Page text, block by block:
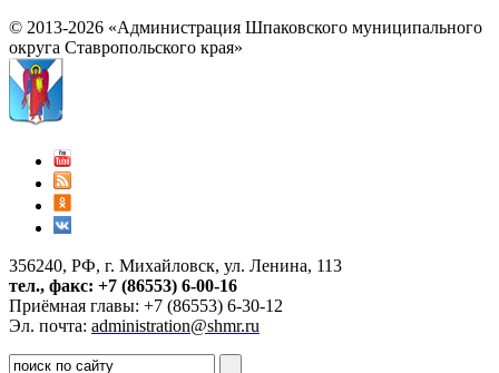
© 2013-2026 «Администрация Шпаковского муниципального
округа Ставропольского края»
356240, РФ, г. Михайловск, ул. Ленина, 113
тел., факс: +7 (86553) 6-00-16
Приёмная главы: +7 (86553) 6-30-12
Эл. почта: administration@shmr.ru